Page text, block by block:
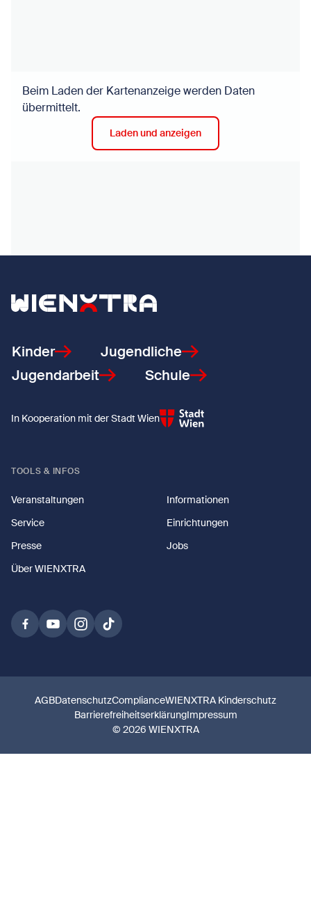
Beim Laden der Kartenanzeige werden Daten
übermittelt.
Laden und anzeigen
Zurück zur Startseite
Kinder
Jugendliche
Jugendarbeit
Schule
In Kooperation mit der Stadt Wien
TOOLS & INFOS
Veranstaltungen
Informationen
Service
Einrichtungen
Presse
Jobs
Über WIENXTRA
© 2026 WIENXTRA
AGBDatenschutzComplianceWIENXTRA Kinderschutz
BarrierefreiheitserklärungImpressum